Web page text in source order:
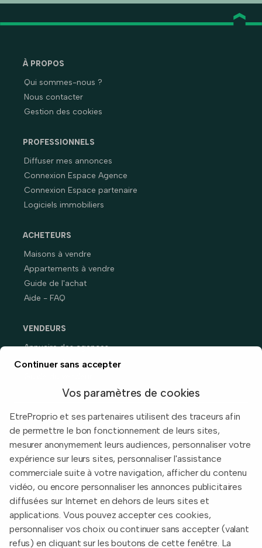
À PROPOS
Qui sommes-nous ?
Nous contacter
Gestion des cookies
PROFESSIONNELS
Diffuser mes annonces
Connexion Espace Agence
Connexion Espace partenaire
Logiciels immobiliers
ACHETEURS
Maisons à vendre
Appartements à vendre
Guide de l'achat
Aide - FAQ
VENDEURS
Annuaire des agences
Prix immobiliers en France
Informations légales
Conditions d'utilisation
Politique de confidentialité
2026 EtreProprio.com
Continuer sans accepter
Vos paramètres de cookies
EtreProprio et ses partenaires utilisent des traceurs afin
de permettre le bon fonctionnement de leurs sites,
mesurer anonymement leurs audiences, personnaliser votre
expérience sur leurs sites, personnaliser l'assistance
commerciale suite à votre navigation, afficher du contenu
vidéo, ou encore personnaliser les annonces publicitaires
diffusées sur Internet en dehors de leurs sites et
applications. Vous pouvez accepter ces cookies,
personnaliser vos choix ou continuer sans accepter (valant
refus) en cliquant sur les boutons de cette fenêtre. La